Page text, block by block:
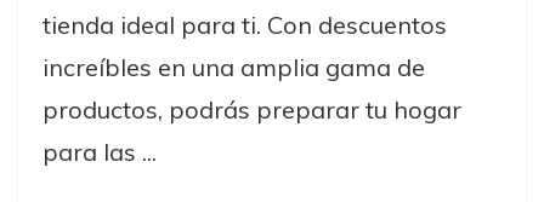
tienda ideal para ti. Con descuentos
increíbles en una amplia gama de
productos, podrás preparar tu hogar
para las ...